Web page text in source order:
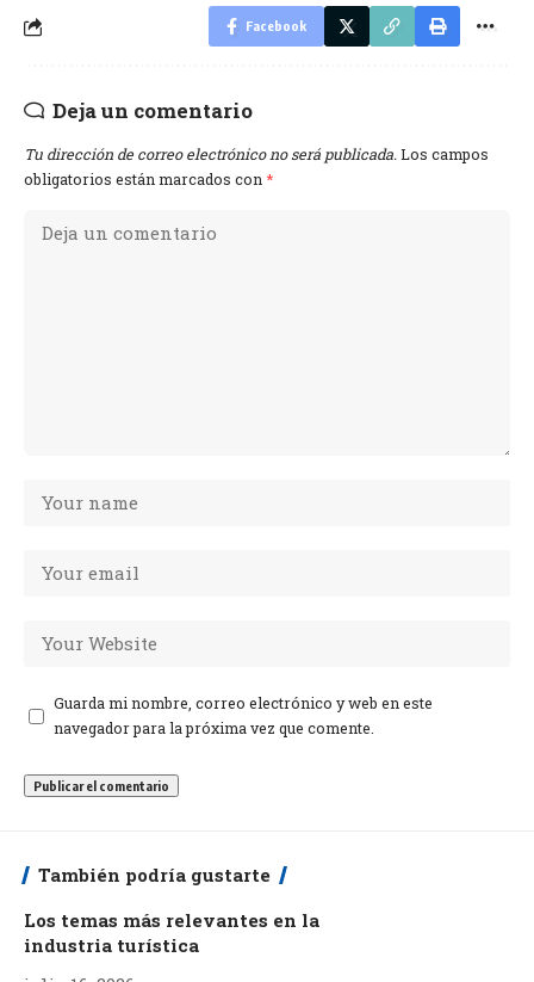
Facebook
Deja un comentario
Tu dirección de correo electrónico no será publicada. Los campos
obligatorios están marcados con *
Guarda mi nombre, correo electrónico y web en este
navegador para la próxima vez que comente.
También podría gustarte
Los temas más relevantes en la
industria turística